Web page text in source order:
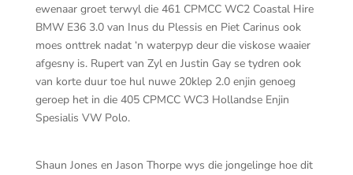
ewenaar groet terwyl die 461 CPMCC WC2 Coastal Hire
BMW E36 3.0 van Inus du Plessis en Piet Carinus ook
moes onttrek nadat ‘n waterpyp deur die viskose waaier
afgesny is. Rupert van Zyl en Justin Gay se tydren ook
van korte duur toe hul nuwe 20klep 2.0 enjin genoeg
geroep het in die 405 CPMCC WC3 Hollandse Enjin
Spesialis VW Polo.
Shaun Jones en Jason Thorpe wys die jongelinge hoe dit